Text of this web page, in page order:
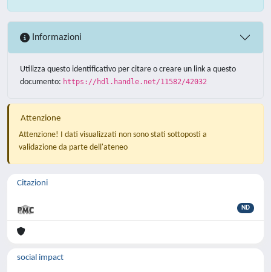
Informazioni
Utilizza questo identificativo per citare o creare un link a questo
documento: https://hdl.handle.net/11582/42032
Attenzione
Attenzione! I dati visualizzati non sono stati sottoposti a
validazione da parte dell'ateneo
Citazioni
ND
social impact